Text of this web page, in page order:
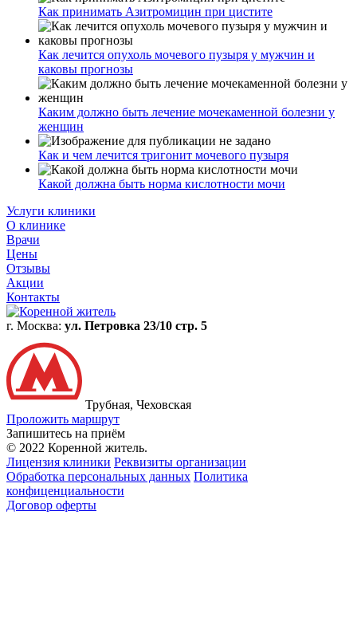
Как принимать Азитромицин при цистите
Как лечится опухоль мочевого пузыря у мужчин и
каковы прогнозы
Каким должно быть лечение мочекаменной болезни у
женщин
Как и чем лечится тригонит мочевого пузыря
Какой должна быть норма кислотности мочи
Услуги клиники
О клинике
Врачи
Цены
Отзывы
Акции
Контакты
г. Москва: ул. Петровка 23/10 стр. 5
Трубная, Чеховская
Проложить маршрут
Запишитесь на приём
© 2022 Коренной житель.
Лицензия клиники Реквизиты организации
Обработка персональных данных Политика
конфиценциальности
Договор оферты